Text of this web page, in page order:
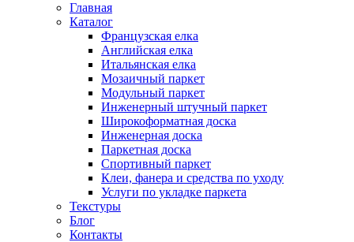
Главная
Каталог
Французская елка
Английская елка
Итальянская елка
Мозаичный паркет
Модульный паркет
Инженерный штучный паркет
Широкоформатная доска
Инженерная доска
Паркетная доска
Спортивный паркет
Клеи, фанера и средства по уходу
Услуги по укладке паркета
Текстуры
Блог
Контакты